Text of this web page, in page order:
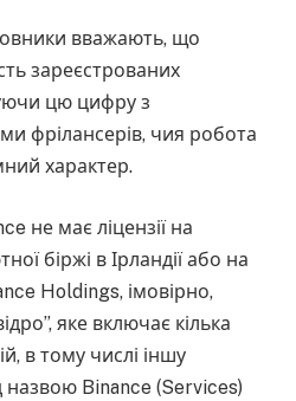
вважають, що
зареєстрованих
цю цифру з
фрілансерів, чия робота
характер.
не має ліцензії на
біржі в Ірландії або на
Holdings, імовірно,
яке включає кілька
в тому числі іншу
назвою Binance (Services)